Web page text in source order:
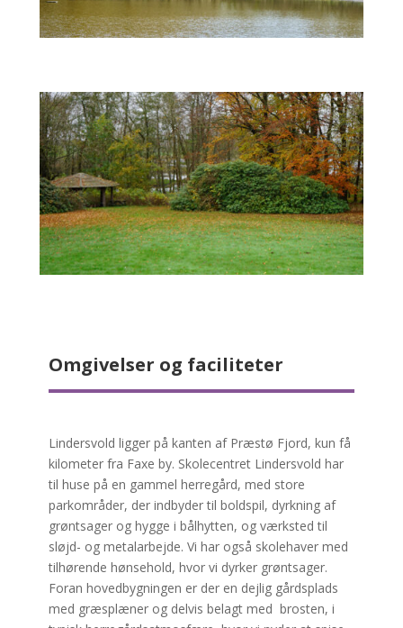
Omgivelser og faciliteter
Lindersvold ligger på kanten af Præstø Fjord, kun få
kilometer fra Faxe by. Skolecentret Lindersvold har
til huse på en gammel herregård, med store
parkområder, der indbyder til boldspil, dyrkning af
grøntsager og hygge i bålhytten, og værksted til
sløjd- og metalarbejde. Vi har også skolehaver med
tilhørende hønsehold, hvor vi dyrker grøntsager.
Foran hovedbygningen er der en dejlig gårdsplads
med græsplæner og delvis belagt med brosten, i